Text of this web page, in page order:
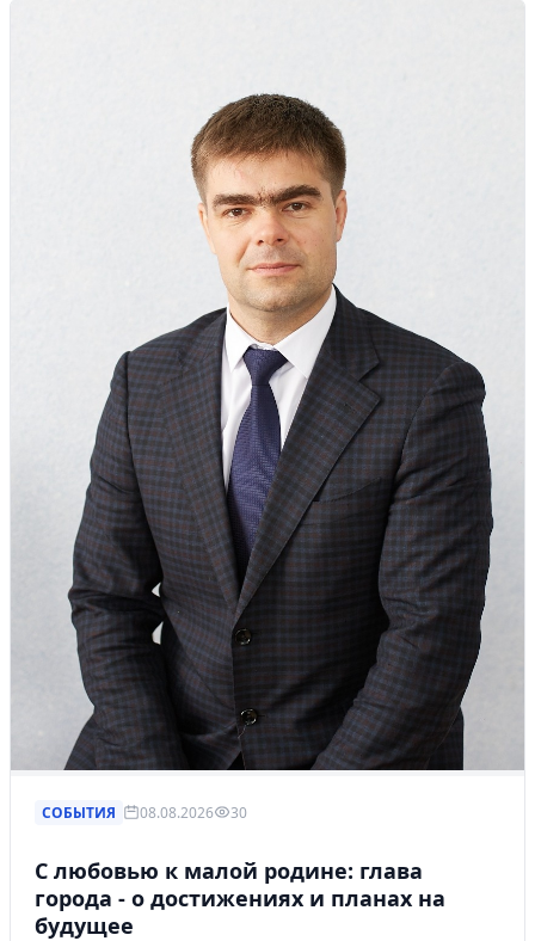
СОБЫТИЯ 08.08.2026 30
С любовью к малой родине: глава
города - о достижениях и планах на
будущее